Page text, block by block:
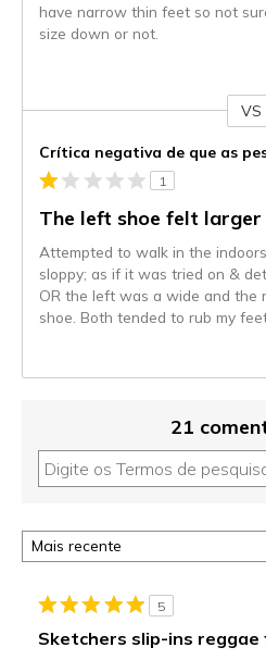
have narrow thin feet so not
size down or not.
VS
Crítica negativa de que as
1
The left shoe felt
Attempted to walk in the
sloppy; as if it was tried on &
OR the left was a wide and the
shoe. Both tended to rub my
21
5
Sketchers slip-ins reggae